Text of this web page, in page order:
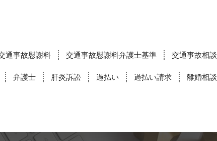
通事故慰謝料 交通事故慰謝料弁護士基準 交通事故相談
弁護士 肝炎訴訟 過払い 過払い請求 離婚相談